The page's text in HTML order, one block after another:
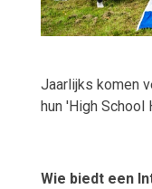
Jaarlijks komen
hun 'High
Wie biedt een